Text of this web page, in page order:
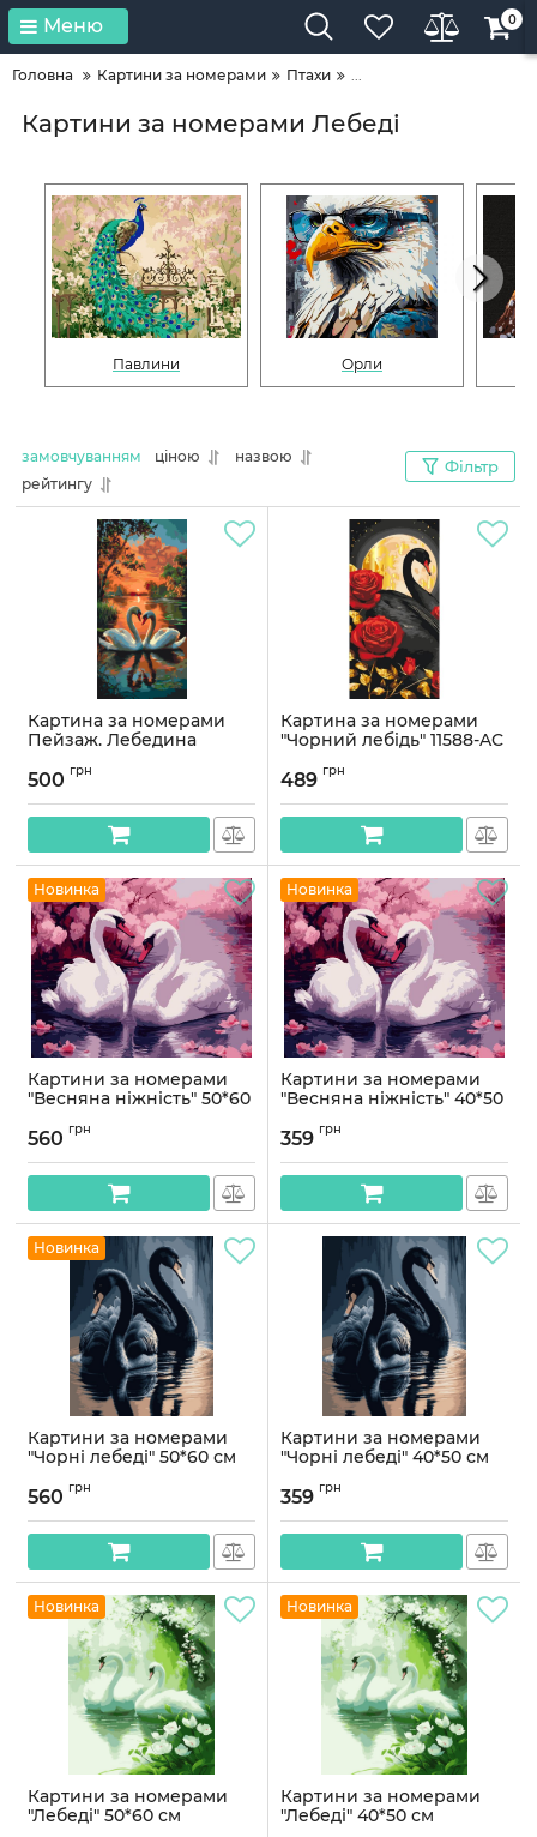
Меню 0
Головна Картини за номерами Птахи ...
Картини за номерами Лебеді
Павлини Орли
замовчуванням ціною
назвою
рейтингу
Фільтр
Картина за номерами
Пейзаж. Лебедина
Орігамі LW 5200
Артикул:LW5200
500 грн
Картина за номерами
"Чорний лебідь" 11588-AC
фарбами 40x80 см
Артикул:11588-AC
489 грн
Новинка
Картини за номерами
"Весняна ніжність" 50*60
Артикул:
560 грн
Новинка
Картини за номерами
"Весняна ніжність" 40*50
Артикул:
359 грн
Новинка
Картини за номерами
"Чорні лебеді" 50*60 см
560 грн
Картини за номерами
"Чорні лебеді" 40*50 см
359 грн
Новинка
Картини за номерами
"Лебеді" 50*60 см
Новинка
Картини за номерами
"Лебеді" 40*50 см